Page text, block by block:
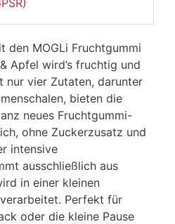
den MOGLi Fruchtgummi
Apfel wird’s fruchtig und
nur vier Zutaten, darunter
bieten die
neues Fruchtgummi-
ohne Zuckerzusatz und
intensive
ausschließlich aus
in einer kleinen
Perfekt für
oder die kleine Pause